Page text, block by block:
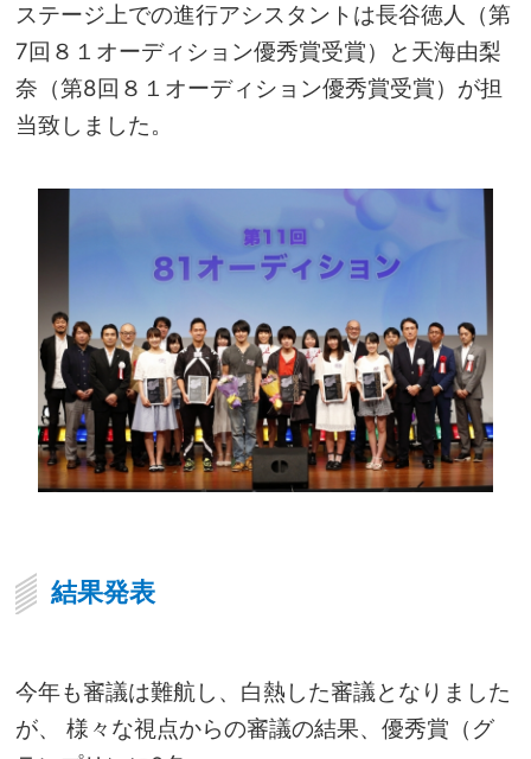
ステージ上での進行アシスタントは長谷徳人（第
7回８１オーディション優秀賞受賞）と天海由梨
奈（第8回８１オーディション優秀賞受賞）が担
当致しました。
結果発表
今年も審議は難航し、白熱した審議となりました
が、 様々な視点からの審議の結果、優秀賞（グ